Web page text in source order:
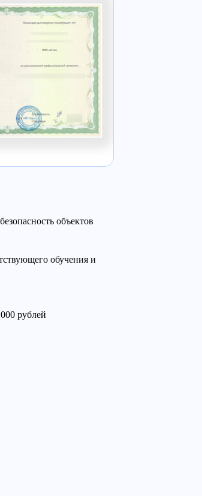
объектов
обучения и
рублей